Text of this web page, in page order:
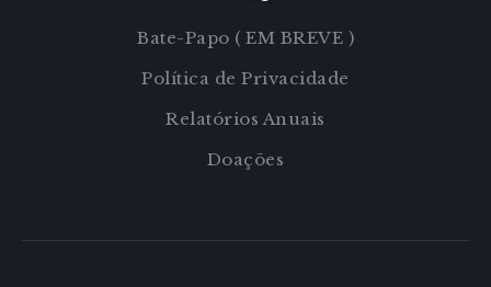
Bate-Papo ( EM BREVE )
Política de Privacidade
Relatórios Anuais
Doações